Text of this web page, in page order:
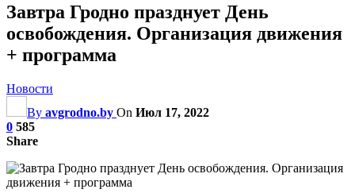
Завтра Гродно празднует День
освобождения. Организация движения
+ программа
Новости
By avgrodno.by On Июл 17, 2022
0 585
Share